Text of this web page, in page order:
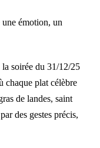
émotion, un
soirée du 31/12/25
chaque plat célèbre
de landes, saint
des gestes précis,